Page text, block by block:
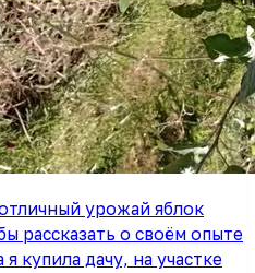
урожай яблок
рассказать о своём опыте
купила дачу, на участке